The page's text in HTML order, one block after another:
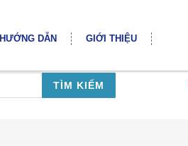
HƯỚNG DẪN GIỚI THIỆU
TÌM KIẾM